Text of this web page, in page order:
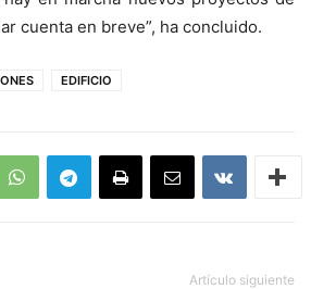
cuenta en breve”, ha concluido.
EDIFICIO
Artículo siguiente